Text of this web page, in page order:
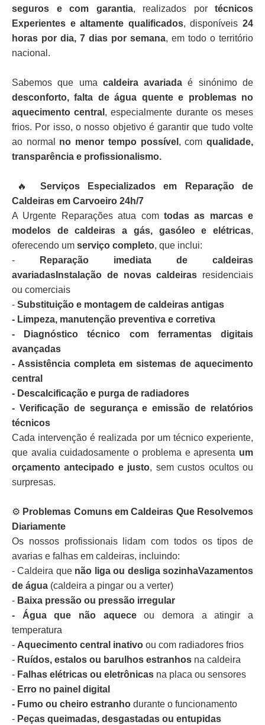
seguros e com garantia, realizados por técnicos
Experientes e altamente qualificados, disponíveis24
horas por dia, 7 dias por semana, em todo o território
nacional.
Sabemos que uma caldeira avariada é sinónimo de
desconforto, falta de água quente e problemas no
aquecimento central , especialmente durante os meses
frios. Por isso, o nosso objetivo é garantir que tudo volte
ao normal no menor tempo possível , comqualidade,
transparência e profissionalismo.
🔥
Serviços Especializados em Reparação de
Caldeiras em Carvoeiro 24h/7
A Urgente Reparações atua com todas as marcas e
modelos de caldeiras a gás, gasóleo e elétricas,
oferecendo um serviço completo, que inclui:
-
Reparação imediata de caldeiras
avariadasInstalação de novas caldeiras residenciais
ou comerciais
- Substituição e montagem de caldeiras antigas
- Limpeza, manutenção preventiva e corretiva
- Diagnóstico técnico com ferramentas digitais
avançadas
- Assistência completa em sistemas de aquecimento
central
- Descalcificação e purga de radiadores
- Verificação de segurança e emissão de relatórios
técnicos
Cada intervenção é realizada por um técnico experiente,
que avalia cuidadosamente o problema e apresenta um
orçamento antecipado e justo, sem custos ocultos ou
surpresas.
⚙️ Problemas Comuns em Caldeiras Que Resolvemos
Diariamente
Os nossos profissionais lidam com todos os tipos de
avarias e falhas em caldeiras, incluindo:
- Caldeira que não liga ou desliga sozinhaVazamentos
de água (caldeira a pingar ou a verter)
- Baixa pressão ou pressão irregular
- Água que não aqueceou demora a atingir a
temperatura
- Aquecimento central inativo ou com radiadores frios
- Ruídos, estalos ou barulhos estranhos na caldeira
- Falhas elétricas ou eletrônicas na placa ou sensores
- Erro no painel digital
- Fumo ou cheiro estranho durante o funcionamento
- Peças queimadas, desgastadas ou entupidas